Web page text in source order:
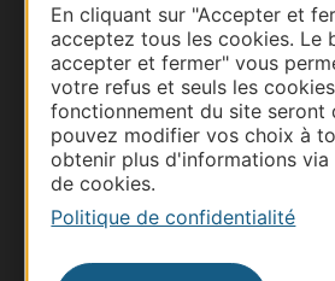
En cliquant sur "Accepter et
acceptez tous les cookies. Le
accepter et fermer" vous
votre refus et seuls les
fonctionnement du site seront
pouvez modifier vos choix à
obtenir plus d'informations
de cookies.
Politique de confidentialité
Pros d'Occitanie
Site presse et d'influence
Voyagistes
Destination Sport
Inscrivez-vous à la lettre
Destination Occitanie pour
suggestions de séjours, de
Je m'abonne